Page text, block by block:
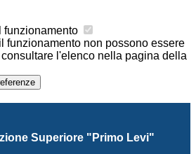
funzionamento
funzionamento non possono essere
l'elenco nella pagina della
Superiore "Primo Levi"